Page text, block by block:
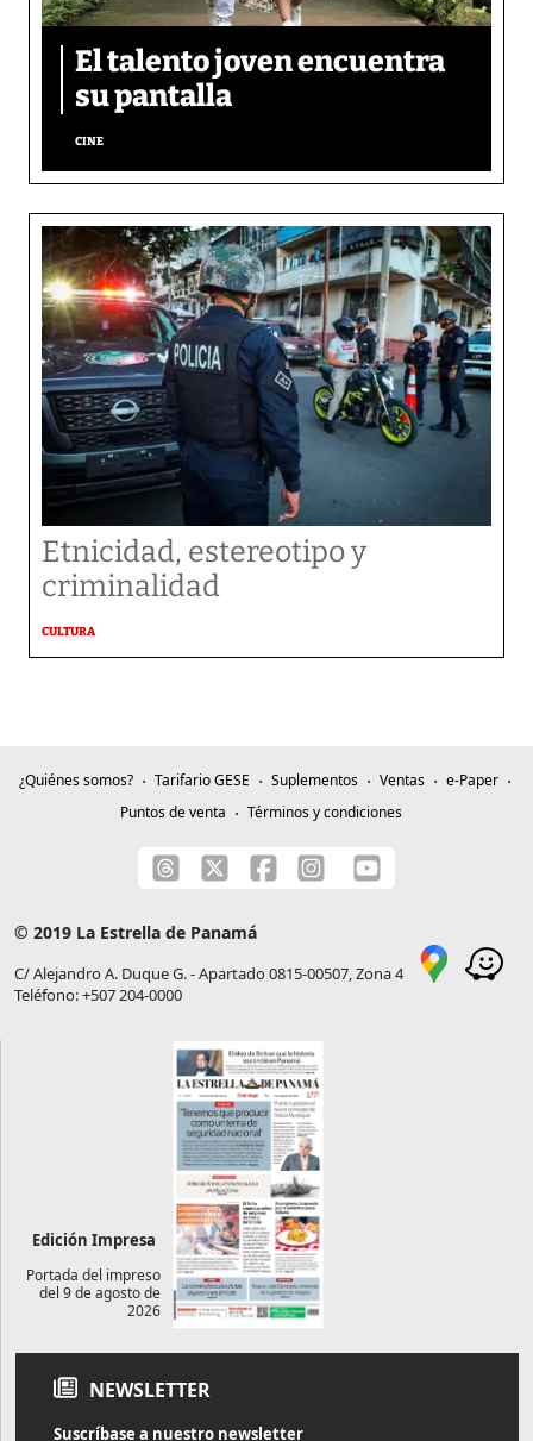
El talento joven encuentra
su pantalla​
CINE
Etnicidad, estereotipo y
criminalidad
CULTURA
¿Quiénes somos? Tarifario GESE Suplementos Ventas
e-Paper
Puntos de venta
Términos y condiciones
© 2019 La Estrella de Panamá
C/ Alejandro A. Duque G. - Apartado 0815-00507, Zona 4
Teléfono: +507 204-0000
Edición Impresa
Portada del impreso
del 9 de agosto de
2026
NEWSLETTER
Suscríbase a nuestro newsletter